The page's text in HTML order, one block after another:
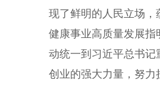
现了鲜明的人民立场
健康事业高质量发展
动统一到习近平总书
创业的强大力量，努力